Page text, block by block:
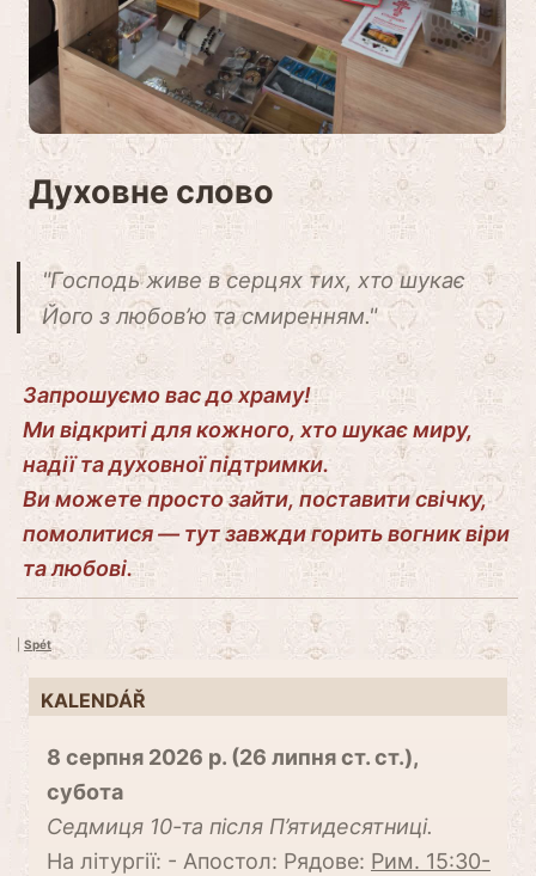
Духовне слово
"Господь живе в серцях тих, хто шукає
Його з любов’ю та смиренням."
Запрошуємо вас до храму!
Ми відкриті для кожного, хто шукає миру,
надії та духовної підтримки.
Ви можете просто зайти, поставити свічку,
помолитися — тут завжди горить вогник віри
та любові.
Spét
KALENDÁŘ
8 серпня 2026 р. (26 липня ст. ст.),
субота
Cедмиця 10-та після П’ятидесятниці.
На літургії: - Апостол: Рядове: Рим. 15:30-